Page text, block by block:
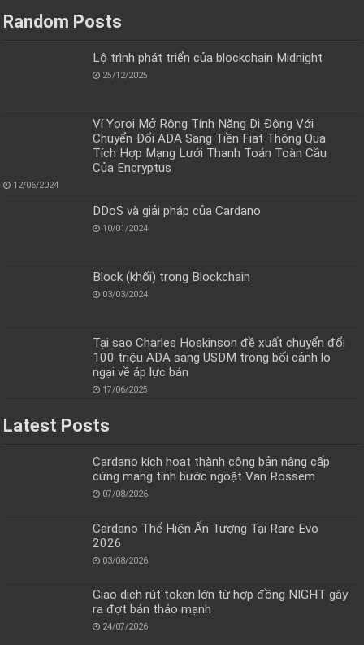
Random Posts
Lộ trình phát triển của blockchain Midnight
25/12/2025
Ví Yoroi Mở Rộng Tính Năng Di Động Với
Chuyển Đổi ADA Sang Tiền Fiat Thông Qua
Tích Hợp Mạng Lưới Thanh Toán Toàn Cầu
Của Encryptus
12/06/2024
DDoS và giải pháp của Cardano
10/01/2024
Block (khối) trong Blockchain
03/03/2024
Tại sao Charles Hoskinson đề xuất chuyển đổi
100 triệu ADA sang USDM trong bối cảnh lo
ngại về áp lực bán
17/06/2025
Latest Posts
Cardano kích hoạt thành công bản nâng cấp
cứng mang tính bước ngoặt Van Rossem
07/08/2026
Cardano Thể Hiện Ấn Tượng Tại Rare Evo
2026
03/08/2026
Giao dịch rút token lớn từ hợp đồng NIGHT gây
ra đợt bán tháo mạnh
24/07/2026